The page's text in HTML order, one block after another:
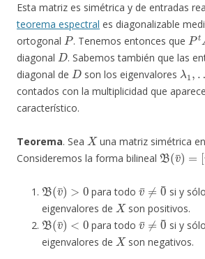
Esta matriz es simétrica y de entradas
teorema espectral es diagonalizable
ortogonal
P
. Tenemos entonces que
Pt
diagonal
D
. Sabemos también que las
diagonal de
D
son los eigenvalores
λ1 ,…
contados con la multiplicidad que
característico.
Teorema. Sea
X
una matriz simétrica
Consideremos la forma bilineal
B(v¯)=
[v¯]tX[ v¯
B( v ¯
para todo
≠ 0¯
si y
eigenvalores de
X
son positivos.
B(v¯)<0
para todo
v ¯≠0¯
si y
eigenvalores de
X
son negativos.